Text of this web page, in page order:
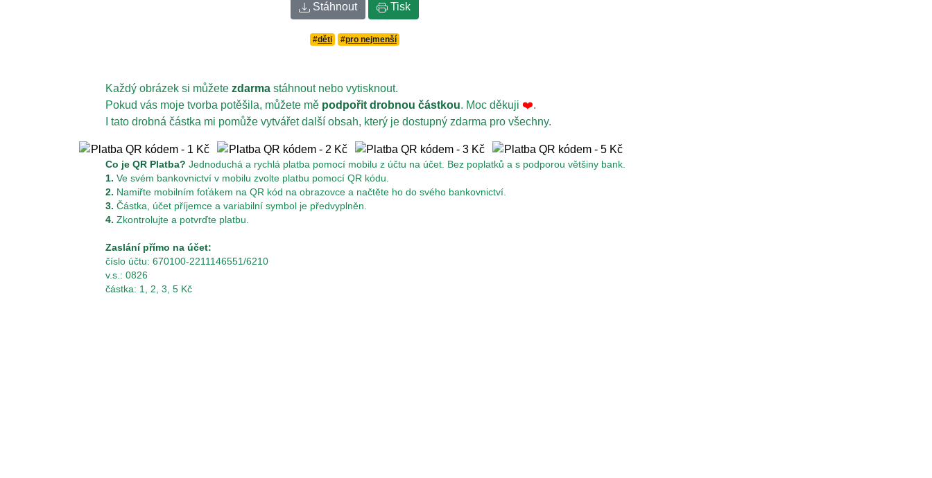
Stáhnout Tisk
#děti #pro nejmenší
Každý obrázek si můžete zdarma stáhnout nebo vytisknout.
Pokud vás moje tvorba potěšila, můžete mě podpořit drobnou částkou. Moc děkuji ❤️.
I tato drobná částka mi pomůže vytvářet další obsah, který je dostupný zdarma pro všechny.
Co je QR Platba? Jednoduchá a rychlá platba pomocí mobilu z účtu na účet. Bez poplatků a s podporou většiny bank.
1. Ve svém bankovnictví v mobilu zvolte platbu pomocí QR kódu.
2. Namiřte mobilním foťákem na QR kód na obrazovce a načtěte ho do svého bankovnictví.
3. Částka, účet příjemce a variabilní symbol je předvyplněn.
4. Zkontrolujte a potvrďte platbu.
Zaslání přímo na účet:
číslo účtu: 670100-2211146551/6210
v.s.: 0826
částka: 1, 2, 3, 5 Kč